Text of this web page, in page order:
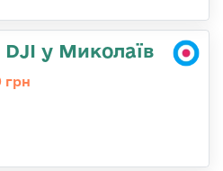
у Миколаїв
грн